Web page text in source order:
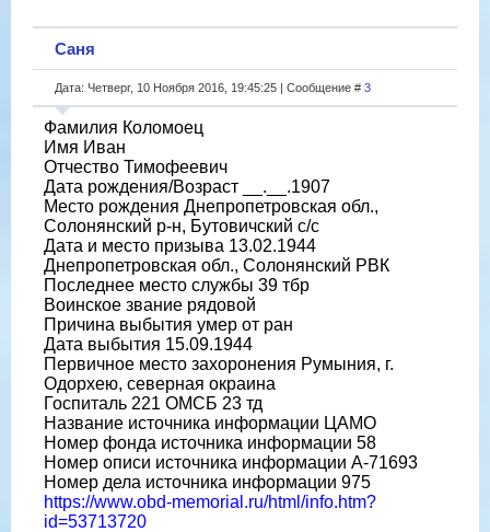
Саня
Дата: Четверг, 10 Ноября 2016, 19:45:25 | Сообщение # 3
Фамилия Коломоец
Имя Иван
Отчество Тимофеевич
Дата рождения/Возраст __.__.1907
Место рождения Днепропетровская обл.,
Солонянский р-н, Бутовичский с/с
Дата и место призыва 13.02.1944
Днепропетровская обл., Солонянский РВК
Последнее место службы 39 тбр
Воинское звание рядовой
Причина выбытия умер от ран
Дата выбытия 15.09.1944
Первичное место захоронения Румыния, г.
Одорхею, северная окраина
Госпиталь 221 ОМСБ 23 тд
Название источника информации ЦАМО
Номер фонда источника информации 58
Номер описи источника информации А-71693
Номер дела источника информации 975
https://www.obd-memorial.ru/html/info.htm?
id=53713720